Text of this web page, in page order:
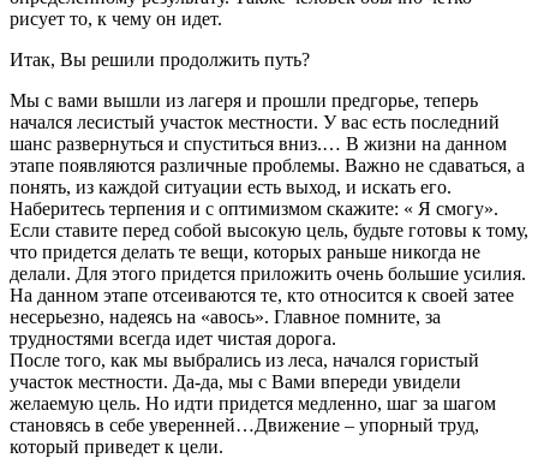
рисует то, к чему он идет.
Итак, Вы решили продолжить путь?
Мы с вами вышли из лагеря и прошли предгорье, теперь
начался лесистый участок местности. У вас есть последний
шанс развернуться и спуститься вниз.… В жизни на данном
этапе появляются различные проблемы. Важно не сдаваться, а
понять, из каждой ситуации есть выход, и искать его.
Наберитесь терпения и с оптимизмом скажите: « Я смогу».
Если ставите перед собой высокую цель, будьте готовы к тому,
что придется делать те вещи, которых раньше никогда не
делали. Для этого придется приложить очень большие усилия.
На данном этапе отсеиваются те, кто относится к своей затее
несерьезно, надеясь на «авось». Главное помните, за
трудностями всегда идет чистая дорога.
После того, как мы выбрались из леса, начался гористый
участок местности. Да-да, мы с Вами впереди увидели
желаемую цель. Но идти придется медленно, шаг за шагом
становясь в себе уверенней…Движение – упорный труд,
который приведет к цели.